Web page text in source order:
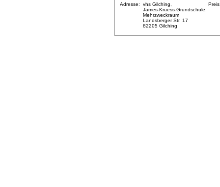
Adresse:
vhs Gilching,
James-Kruess-Grundschule,
Mehrzweckraum
Landsberger Str. 17
82205 Gilching